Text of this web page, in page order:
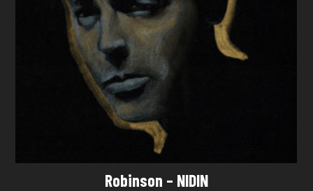
Robinson – NIDIN